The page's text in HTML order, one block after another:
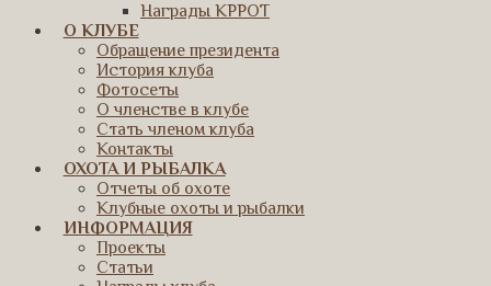
Награды КРРОТ
О КЛУБЕ
Обращение президента
История клуба
Фотосеты
О членстве в клубе
Стать членом клуба
Контакты
ОХОТА И РЫБАЛКА
Отчеты об охоте
Клубные охоты и рыбалки
ИНФОРМАЦИЯ
Проекты
Статьи